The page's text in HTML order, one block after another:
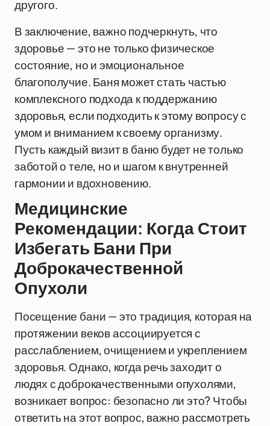
другого.
В заключение, важно подчеркнуть, что
здоровье — это не только физическое
состояние, но и эмоциональное
благополучие. Баня может стать частью
комплексного подхода к поддержанию
здоровья, если подходить к этому вопросу с
умом и вниманием к своему организму.
Пусть каждый визит в баню будет не только
заботой о теле, но и шагом к внутренней
гармонии и вдохновению.
Медицинские
Рекомендации: Когда Стоит
Избегать Бани При
Доброкачественной
Опухоли
Посещение бани — это традиция, которая на
протяжении веков ассоциируется с
расслаблением, очищением и укреплением
здоровья. Однако, когда речь заходит о
людях с доброкачественными опухолями,
возникает вопрос: безопасно ли это? Чтобы
ответить на этот вопрос, важно рассмотреть